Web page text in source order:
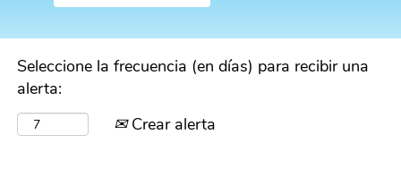
Seleccione la frecuencia (en días) para recibir una
alerta:
Crear alerta